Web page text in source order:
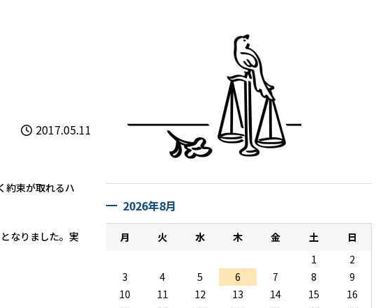
2017.05.11
約束が取れるハ
なりました。実
2026年8月
月 火 水 木 金 土
日
1
2
3
4 5 6 7 8
9
10
11 12 13 14 15
16